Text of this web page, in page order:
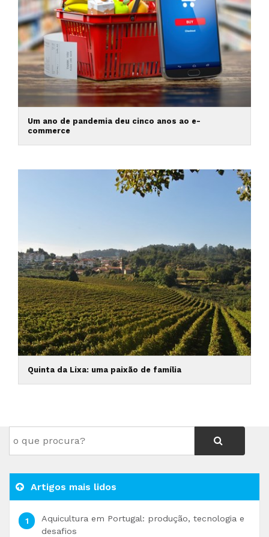
Um ano de pandemia deu cinco anos ao e-
commerce
Quinta da Lixa: uma paixão de família
Artigos mais lidos
Aquicultura em Portugal: produção, tecnologia e
desafios